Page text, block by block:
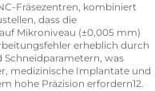
Fräsezentren, kombiniert
dass die
Mikroniveau (±0,005 mm)
erheblich durch
was
medizinische Implantate und
hohe Präzision erfordern12.